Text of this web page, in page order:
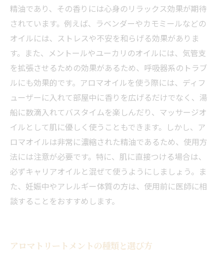
精油であり、その香りには心身のリラックス効果が期待
されています。例えば、ラベンダーやカモミールなどの
オイルには、ストレスや不安を和らげる効果がありま
す。また、メントールやユーカリのオイルには、気管支
を拡張させるための効果があるため、呼吸器系のトラブ
ルにも効果的です。アロマオイルを使う際には、ディフ
ューザーに入れて部屋中に香りを広げるだけでなく、湯
船に数滴入れてバスタイムを楽しんだり、マッサージオ
イルとして肌に優しく使うこともできます。しかし、ア
ロマオイルは非常に濃縮された精油であるため、使用方
法には注意が必要です。特に、肌に直接つける場合は、
必ずキャリアオイルと混ぜて使うようにしましょう。ま
た、妊娠中やアレルギー体質の方は、使用前に医師に相
談することをおすすめします。
アロマトリートメントの種類と選び方